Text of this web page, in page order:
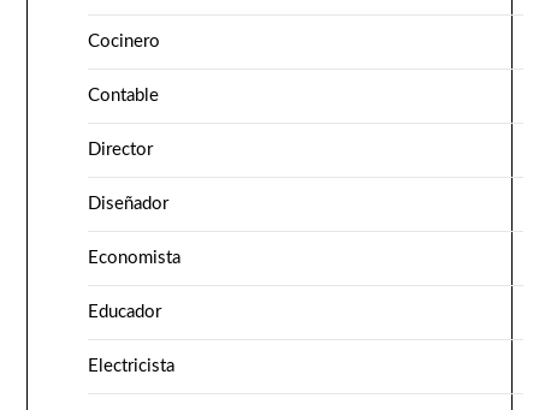
Cocinero
Contable
Director
Diseñador
Economista
Educador
Electricista